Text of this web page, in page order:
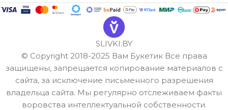
SLIVKI.BY
© Copyright 2018-2025 Вам Букетик Все права
защищены, запрещается копирование материалов с
сайта, за исключение письменного разрешения
владельца сайта. Мы регулярно отслеживаем факты
воровства интеллектуальной собственности.